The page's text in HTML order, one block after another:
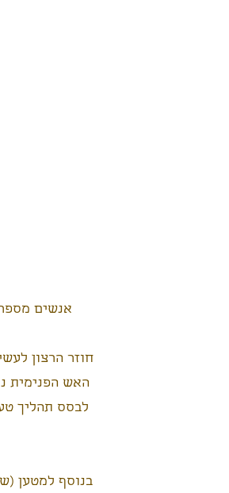
אנשים
חוזר הרצון
האש הפנימית
לבסס תהליך
בנוסף למטען